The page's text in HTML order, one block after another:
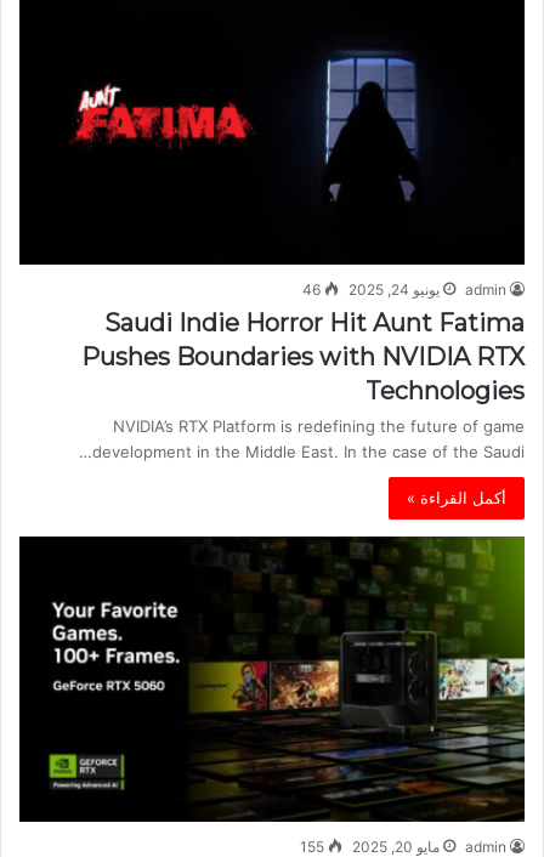
admin يونيو 24, 2025 46
Saudi Indie Horror Hit Aunt Fatima
Pushes Boundaries with NVIDIA RTX
Technologies
NVIDIA’s RTX Platform is redefining the future of game
development in the Middle East. In the case of the Saudi…
أكمل القراءة »
admin مايو 20, 2025 155